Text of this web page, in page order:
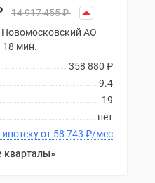
14 917 455₽
АО
18 мин.
358 880 ₽
9.4
19
нет
В ипотеку от 58 743 ₽/мес
кварталы»